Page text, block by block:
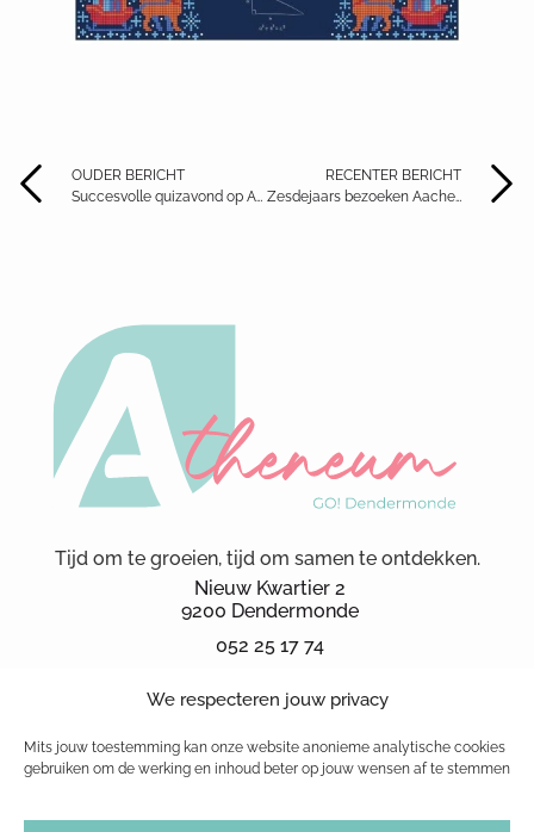
We respecteren jouw privacy
Mits jouw toestemming kan onze website anonieme analytische cookies
gebruiken om de werking en inhoud beter op jouw wensen af te stemmen
OUDER BERICHT
Succesvolle quizavond op Atheneum Dendermonde ondersteunt zesdeswerking
RECENTER BERICHT
Zesdejaars bezoeken Aachen
Tijd om te groeien, tijd om samen te ontdekken.
Nieuw Kwartier 2
9200 Dendermonde
052 25 17 74
Schoolbrochure 2026